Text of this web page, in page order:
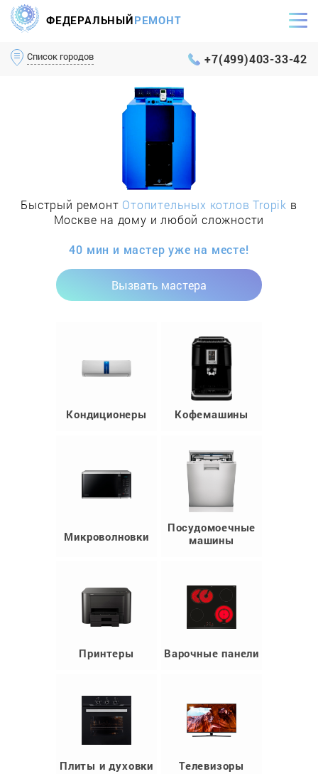
ФЕДЕРАЛЬНЫЙРЕМОНТ
Список городов +7(499)403-33-42
Быстрый ремонт Отопительных котлов Tropik в
Москве на дому и любой сложности
40 мин и мастер уже на месте!
Вызвать мастера
Кондиционеры Кофемашины
Микроволновки
Посудомоечные
машины
Принтеры Варочные панели
Плиты и духовки Телевизоры